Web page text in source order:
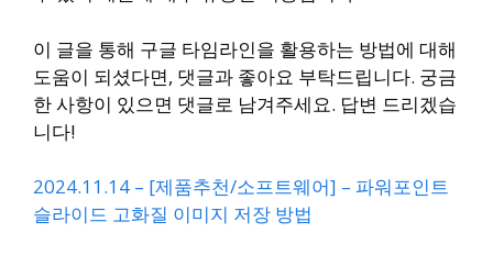
이 글을 통해 구글 타임라인을 활용하는 방법에 대해
도움이 되셨다면, 댓글과 좋아요 부탁드립니다. 궁금
한 사항이 있으면 댓글로 남겨주세요. 답변 드리겠습
니다!
2024.11.14 – [제품추천/소프트웨어] – 파워포인트
슬라이드 고화질 이미지 저장 방법